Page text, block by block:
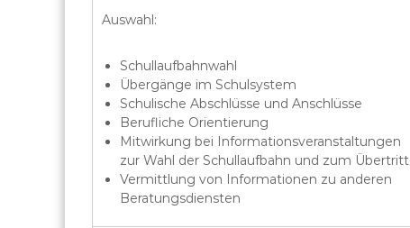
Auswahl:
Schullaufbahnwahl
Übergänge im Schulsystem
Schulische Abschlüsse und Anschlüsse
Berufliche Orientierung
Mitwirkung bei Informationsveranstaltungen
zur Wahl der Schullaufbahn und zum Übertritt
Vermittlung von Informationen zu anderen
Beratungsdiensten